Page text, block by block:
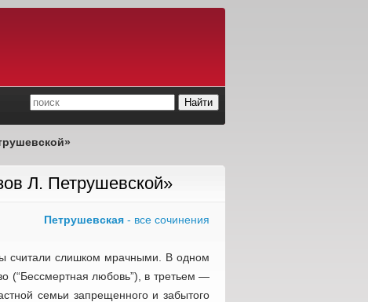
Л. Петрушевской»
Петрушевская - все сочинения
считали слишком мрачными. В одном
(“Бессмертная любовь”), в третьем —
семьи запрещенного и забытого